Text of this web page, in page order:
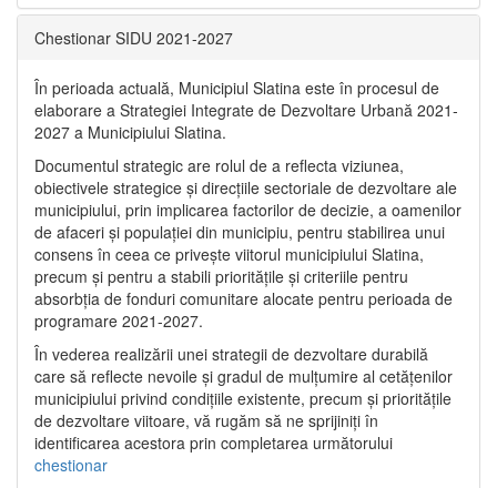
Chestionar SIDU 2021-2027
În perioada actuală, Municipiul Slatina este în procesul de
elaborare a Strategiei Integrate de Dezvoltare Urbană 2021‐
2027 a Municipiului Slatina.
Documentul strategic are rolul de a reflecta viziunea,
obiectivele strategice și direcțiile sectoriale de dezvoltare ale
municipiului, prin implicarea factorilor de decizie, a oamenilor
de afaceri și populației din municipiu, pentru stabilirea unui
consens în ceea ce privește viitorul municipiului Slatina,
precum și pentru a stabili prioritățile și criteriile pentru
absorbția de fonduri comunitare alocate pentru perioada de
programare 2021-2027.
În vederea realizării unei strategii de dezvoltare durabilă
care să reflecte nevoile și gradul de mulțumire al cetățenilor
municipiului privind condițiile existente, precum și prioritățile
de dezvoltare viitoare, vă rugăm să ne sprijiniți în
identificarea acestora prin completarea următorului
chestionar